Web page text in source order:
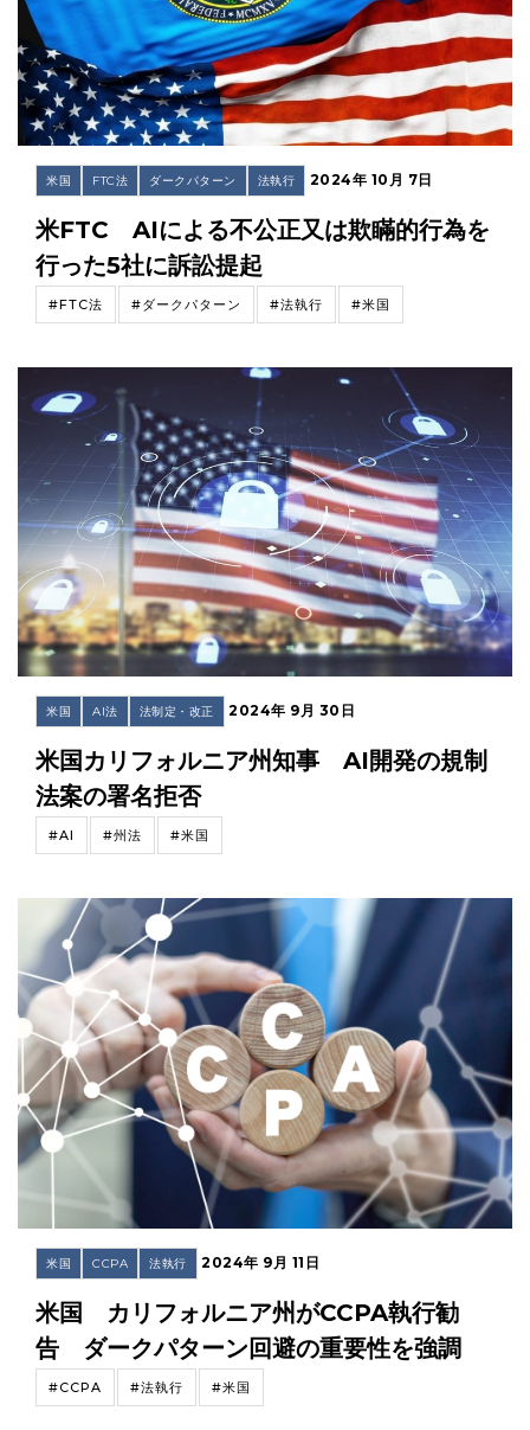
米国 FTC法 ダークパターン 法執行 2024年 10月 7日
米FTC AIによる不公正又は欺瞞的行為を
行った5社に訴訟提起
#FTC法 #ダークパターン #法執行 #米国
米国 AI法 法制定・改正 2024年 9月 30日
米国カリフォルニア州知事 AI開発の規制
法案の署名拒否
#AI #州法 #米国
米国 CCPA 法執行 2024年 9月 11日
米国 カリフォルニア州がCCPA執行勧
告 ダークパターン回避の重要性を強調
#CCPA #法執行 #米国